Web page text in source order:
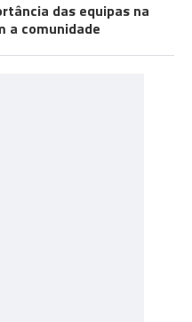
das equipas na
a comunidade